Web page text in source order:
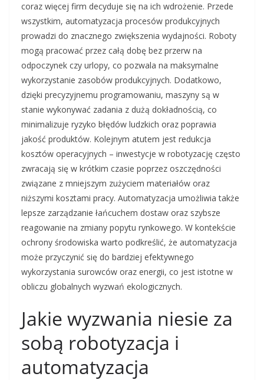
coraz więcej firm decyduje się na ich wdrożenie. Przede
wszystkim, automatyzacja procesów produkcyjnych
prowadzi do znacznego zwiększenia wydajności. Roboty
mogą pracować przez całą dobę bez przerw na
odpoczynek czy urlopy, co pozwala na maksymalne
wykorzystanie zasobów produkcyjnych. Dodatkowo,
dzięki precyzyjnemu programowaniu, maszyny są w
stanie wykonywać zadania z dużą dokładnością, co
minimalizuje ryzyko błędów ludzkich oraz poprawia
jakość produktów. Kolejnym atutem jest redukcja
kosztów operacyjnych – inwestycje w robotyzację często
zwracają się w krótkim czasie poprzez oszczędności
związane z mniejszym zużyciem materiałów oraz
niższymi kosztami pracy. Automatyzacja umożliwia także
lepsze zarządzanie łańcuchem dostaw oraz szybsze
reagowanie na zmiany popytu rynkowego. W kontekście
ochrony środowiska warto podkreślić, że automatyzacja
może przyczynić się do bardziej efektywnego
wykorzystania surowców oraz energii, co jest istotne w
obliczu globalnych wyzwań ekologicznych.
Jakie wyzwania niesie za
sobą robotyzacja i
automatyzacja